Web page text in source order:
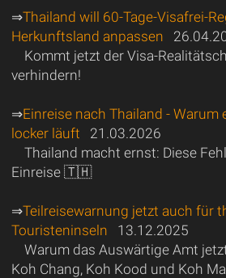
⇒Thailand will 60-Tage-Visafrei-
Herkunftsland anpassen
Kommt jetzt der Visa-
verhindern!
⇒Einreise nach Thailand - Warum
locker läuft 21.03.2026
Thailand macht ernst: Diese
Einreise 🇹🇭
⇒Teilreisewarnung jetzt auch für
Touristeninseln 13.12.2025
Warum das Auswärtige Amt
Koh Chang, Koh Kood und Koh